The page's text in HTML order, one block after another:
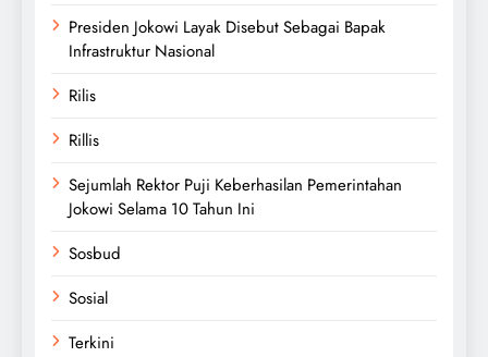
Presiden Jokowi Layak Disebut Sebagai Bapak
Infrastruktur Nasional
Rilis
Rillis
Sejumlah Rektor Puji Keberhasilan Pemerintahan
Jokowi Selama 10 Tahun Ini
Sosbud
Sosial
Terkini